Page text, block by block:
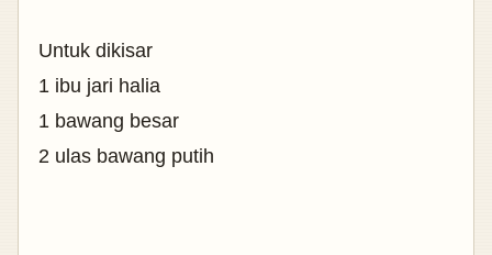
Untuk dikisar
1 ibu jari halia
1 bawang besar
2 ulas bawang putih